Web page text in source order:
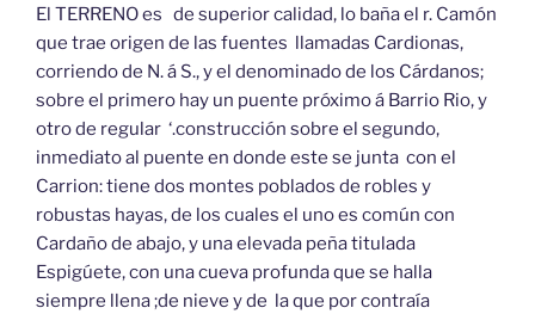
El TERRENO es de superior calidad, lo baña el r. Camón
que trae origen de las fuentes llamadas Cardionas,
corriendo de N. á S., y el denominado de los Cárdanos;
sobre el primero hay un puente próximo á Barrio Rio, y
otro de regular ‘.construcción sobre el segundo,
inmediato al puente en donde este se junta con el
Carrion: tiene dos montes poblados de robles y
robustas hayas, de los cuales el uno es común con
Cardaño de abajo, y una elevada peña titulada
Espigúete, con una cueva profunda que se halla
siempre llena ;de nieve y de la que por contraía